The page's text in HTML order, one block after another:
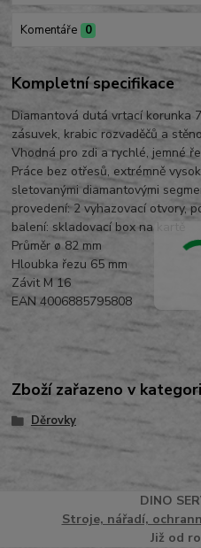
Komentáře 0
Kompletní specifikace
Diamantová dutá vrtací korunka
zásuvek, krabic rozvaděčů a
Vhodná pro zdi a rychlé, jemné
Práce bez otřesů, extrémně
sletovanými diamantovými
provedení: 2 vyhazovací otvory,
balení: skladovací box na kartě
Průměr ø 82 mm
Hloubka řezu 65 mm
Závit M 16
EAN 4006885795808
Zboží zařazeno v
Děrovky
DINO
Stroje, nářadí,
Již od